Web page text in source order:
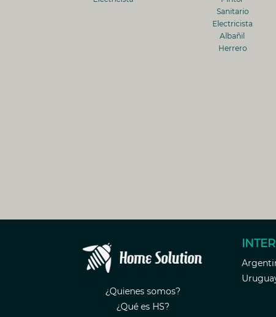
Sanitario
Electricista
Albañil
Herrero
¿Quienes somos?
¿Qué es HS?